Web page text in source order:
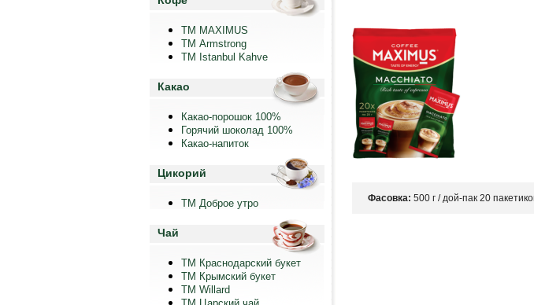
ТМ MAXIMUS
ТМ Armstrong
TM Istanbul Kahve
Какао
Какао-порошок 100%
Горячий шоколад 100%
Какао-напиток
Цикорий
ТМ Доброе утро
Чай
ТМ Краснодарский букет
ТМ Крымский букет
ТМ Willard
Фасовка: 500 г / дой-пак 20